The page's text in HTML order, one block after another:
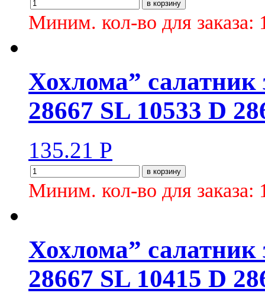
в корзину
Миним. кол-во для заказа:
Хохлома”
28667 SL 10533 D
135.21 Р
в корзину
Миним. кол-во для заказа:
Хохлома”
28667 SL 10415 D